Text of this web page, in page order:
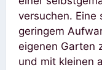
versuchen. Eine
geringem
eigenen Garten
und mit kleinen